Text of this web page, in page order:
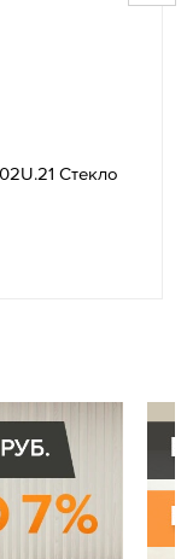
Стекло